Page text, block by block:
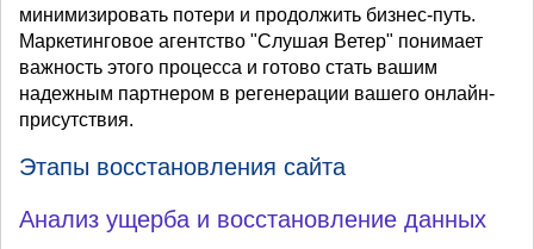
минимизировать потери и продолжить бизнес-путь.
Маркетинговое агентство "Слушая Ветер" понимает
важность этого процесса и готово стать вашим
надежным партнером в регенерации вашего онлайн-
присутствия.
Этапы восстановления сайта
Анализ ущерба и восстановление данных